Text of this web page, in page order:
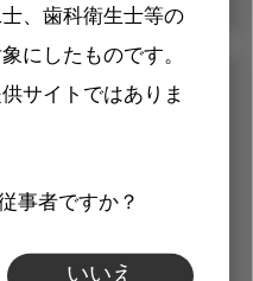
、歯科衛生士等の
にしたものです。
サイトではありま
事者ですか？
いいえ